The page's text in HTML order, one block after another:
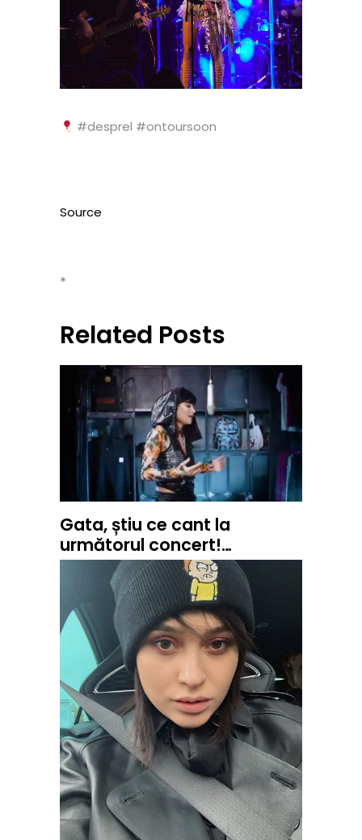
#desprel #ontoursoon
Source
*
Related Posts
Gata, știu ce cant la
următorul concert!…